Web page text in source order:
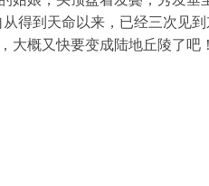
得到天命以来，已经三次见
大概又快要变成陆地丘陵了吧